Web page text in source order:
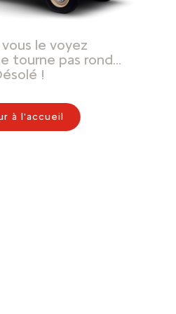
le voyez
tourne pas rond…
!
à l'accueil